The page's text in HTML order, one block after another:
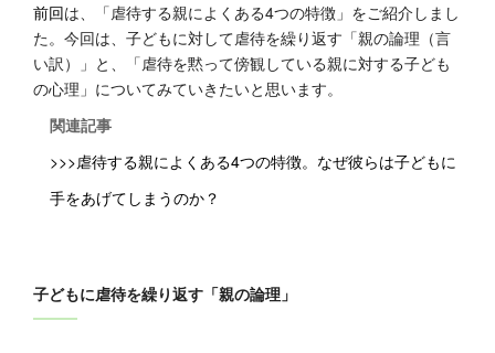
前回は、「虐待する親によくある4つの特徴」をご紹介しまし
た。今回は、子どもに対して虐待を繰り返す「親の論理（言
い訳）」と、「虐待を黙って傍観している親に対する子ども
の心理」についてみていきたいと思います。
関連記事
>>>虐待する親によくある4つの特徴。なぜ彼らは子どもに
手をあげてしまうのか？
子どもに虐待を繰り返す「親の論理」